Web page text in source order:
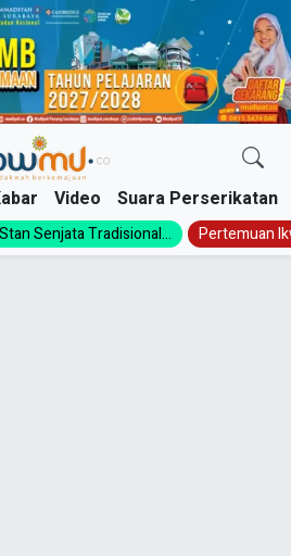
Video Suara Perserikatan
Stan Senjata Tradisional... Pertemuan